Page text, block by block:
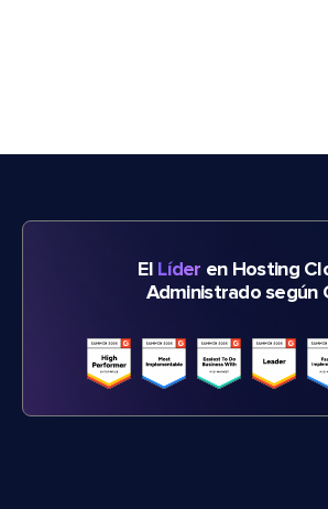
El Líder en Hosting
Administrado según